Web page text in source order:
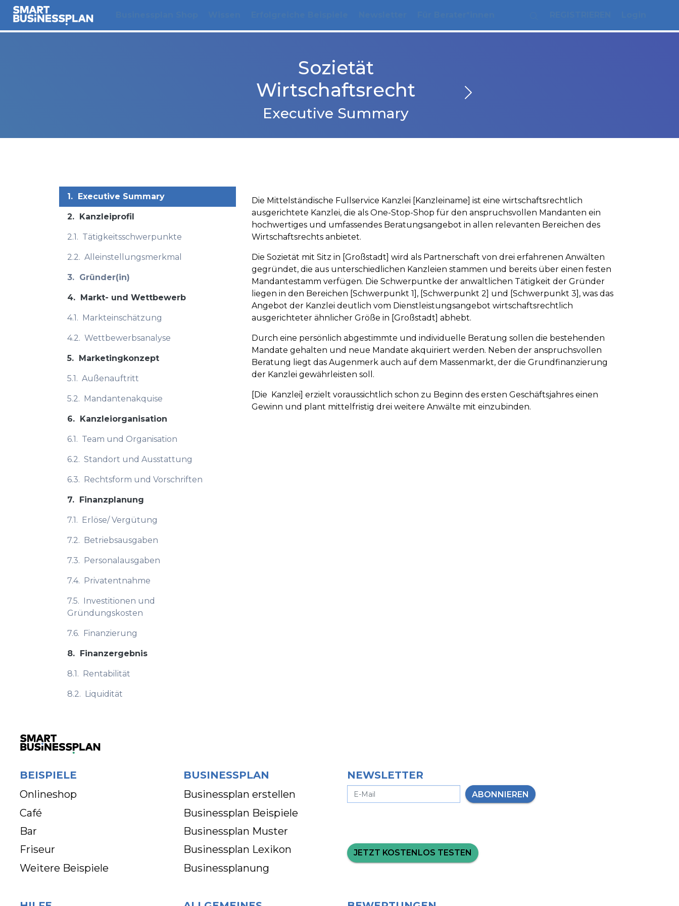
Sozietät
Wirtschaftsrecht
Executive Summary
1. Executive Summary
2. Kanzleiprofil
2.1. Tätigkeitsschwerpunkte
2.2. Alleinstellungsmerkmal
3. Gründer(in)
4. Markt- und Wettbewerb
4.1. Markteinschätzung
4.2. Wettbewerbsanalyse
5. Marketingkonzept
5.1. Außenauftritt
5.2. Mandantenakquise
6. Kanzleiorganisation
6.1. Team und Organisation
6.2. Standort und Ausstattung
6.3. Rechtsform und Vorschriften
7. Finanzplanung
7.1. Erlöse/ Vergütung
7.2. Betriebsausgaben
7.3. Personalausgaben
7.4. Privatentnahme
7.5. Investitionen und
Gründungskosten
7.6. Finanzierung
8. Finanzergebnis
8.1. Rentabilität
8.2. Liquidität
Die Mittelständische Fullservice Kanzlei [Kanzleiname] ist eine wirtschaftsrechtlich
ausgerichtete Kanzlei, die als One-Stop-Shop für den anspruchsvollen Mandanten ein
hochwertiges und umfassendes Beratungsangebot in allen relevanten Bereichen des
Wirtschaftsrechts anbietet.
Die Sozietät mit Sitz in [Großstadt] wird als Partnerschaft von drei erfahrenen Anwälten
gegründet, die aus unterschiedlichen Kanzleien stammen und bereits über einen festen
Mandantestamm verfügen. Die Schwerpuntke der anwaltlichen Tätigkeit der Gründer
liegen in den Bereichen [Schwerpunkt 1], [Schwerpunkt 2] und [Schwerpunkt 3], was das
Angebot der Kanzlei deutlich vom Dienstleistungsangebot wirtschaftsrechtlich
ausgerichteter ähnlicher Größe in [Großstadt] abhebt.
Durch eine persönlich abgestimmte und individuelle Beratung sollen die bestehenden
Mandate gehalten und neue Mandate akquiriert werden. Neben der anspruchsvollen
Beratung liegt das Augenmerk auch auf dem Massenmarkt, der die Grundfinanzierung
der Kanzlei gewährleisten soll.
[Die Kanzlei] erzielt voraussichtlich schon zu Beginn des ersten Geschäftsjahres einen
Gewinn und plant mittelfristig drei weitere Anwälte mit einzubinden.
BEISPIELE
Onlineshop
Café
Bar
Friseur
Weitere Beispiele
BUSINESSPLAN
Businessplan erstellen
Businessplan Beispiele
Businessplan Muster
Businessplan Lexikon
Businessplanung
NEWSLETTER
ABONNIEREN
JETZT KOSTENLOS TESTEN